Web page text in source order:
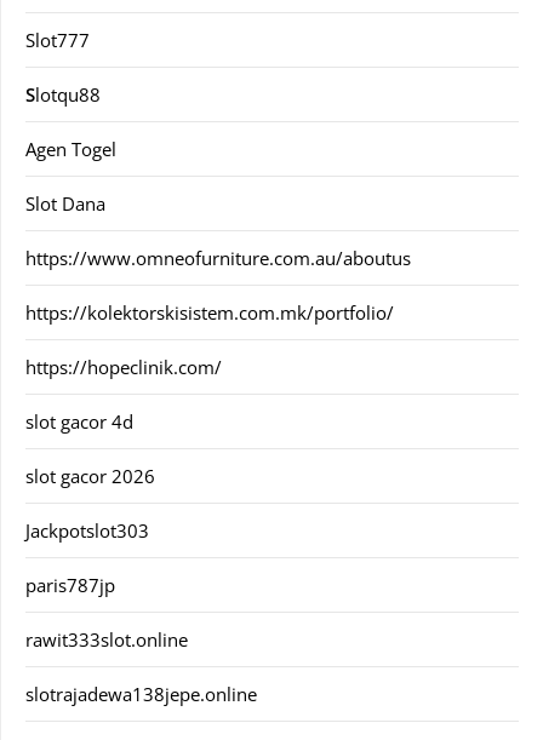
Slot777
Slotqu88
Agen Togel
Slot Dana
https://www.omneofurniture.com.au/aboutus
https://kolektorskisistem.com.mk/portfolio/
https://hopeclinik.com/
slot gacor 4d
slot gacor 2026
Jackpotslot303
paris787jp
rawit333slot.online
slotrajadewa138jepe.online